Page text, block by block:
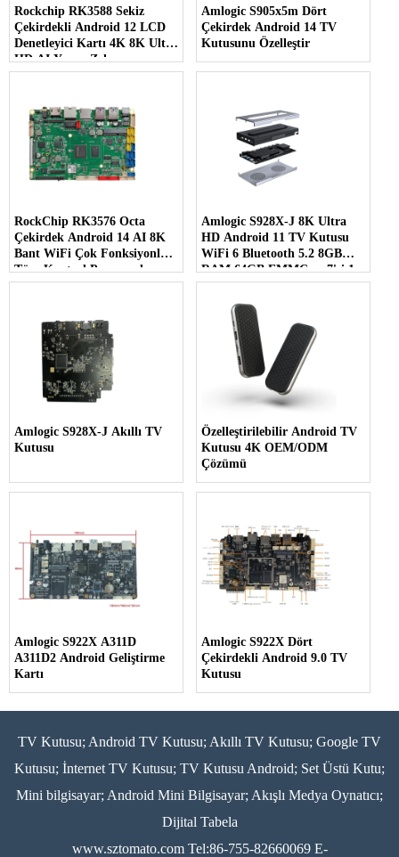
Rockchip RK3588 Sekiz
Çekirdekli Android 12 LCD
Denetleyici Kartı 4K 8K Ultra
HD AI Yapay Zeka
Amlogic S905x5m Dört
Çekirdek Android 14 TV
Kutusunu Özelleştir
RockChip RK3576 Octa
Çekirdek Android 14 AI 8K
Bant WiFi Çok Fonksiyonlu
Tüm Kontrol Panosunda
Amlogic S928X-J 8K Ultra
HD Android 11 TV Kutusu
WiFi 6 Bluetooth 5.2 8GB
RAM 64GB EMMC ve 7'si 1
arada çok ekranlı ekran
Amlogic S928X-J Akıllı TV
Kutusu
Özelleştirilebilir Android TV
Kutusu 4K OEM/ODM
Çözümü
Amlogic S922X A311D
A311D2 Android Geliştirme
Kartı
Amlogic S922X Dört
Çekirdekli Android 9.0 TV
Kutusu
TV Kutusu; Android TV Kutusu; Akıllı TV Kutusu; Google TV
Kutusu; İnternet TV Kutusu; TV Kutusu Android; Set Üstü Kutu;
Mini bilgisayar; Android Mini Bilgisayar; Akışlı Medya Oynatıcı;
Dijital Tabela
www.sztomato.comTel:86-755-82660069 E-